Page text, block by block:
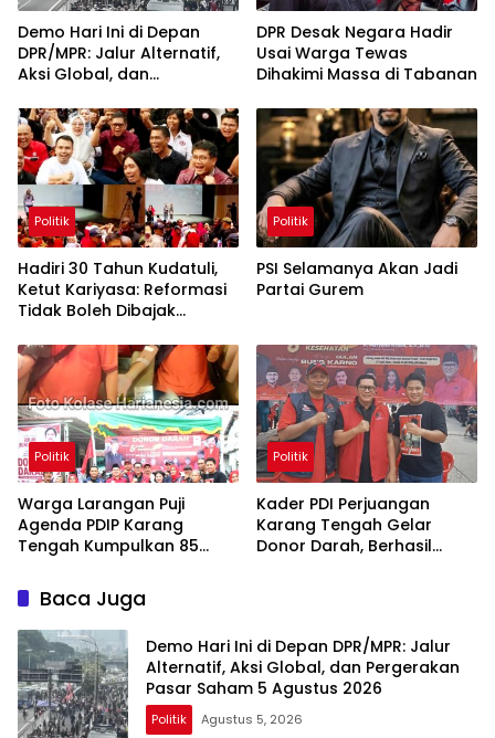
Demo Hari Ini di Depan
DPR/MPR: Jalur Alternatif,
Aksi Global, dan
Agustus 2026
DPR Desak Negara Hadir
Usai Warga Tewas
Dihakimi Massa di Tabanan
Politik
Hadiri 30 Tahun Kudatuli,
Ketut Kariyasa: Reformasi
Tidak Boleh Dibajak
Politik
PSI Selamanya Akan Jadi
Partai Gurem
Politik
Warga Larangan Puji
Agenda PDIP Karang
Tengah Kumpulkan 85
Politik
Kader PDI Perjuangan
Karang Tengah Gelar
Donor Darah, Berhasil
Baca Juga
Demo Hari Ini di Depan DPR/MPR: Jalur
Alternatif, Aksi Global, dan Pergerakan
Pasar Saham 5 Agustus 2026
Politik Agustus 5, 2026